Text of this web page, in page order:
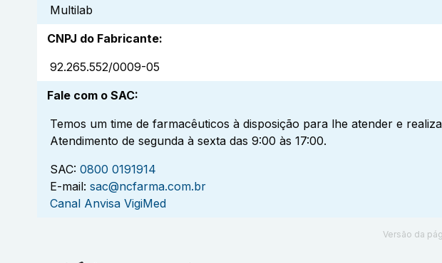
Multilab
CNPJ do Fabricante:
92.265.552/0009-05
Fale com o SAC:
Temos um time de farmacêuticos à disposição para lhe atender e
Atendimento de segunda à sexta das 9:00 às 17:00.
SAC: 0800 0191914
E-mail: sac@ncfarma.com.br
Canal Anvisa VigiMed
Versão da